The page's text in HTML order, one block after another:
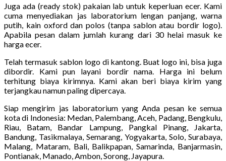
Juga ada (ready stok) pakaian lab untuk keperluan ecer. Kami
cuma menyediakan jas laboratorium lengan panjang, warna
putih, kain oxford dan polos (tanpa sablon atau bordir logo).
Apabila pesan dalam jumlah kurang dari 30 helai masuk ke
harga ecer.
Telah termasuk sablon logo di kantong. Buat logo ini, bisa juga
dibordir. Kami pun layani bordir nama. Harga ini belum
terhitung biaya kirimnya. Kami akan beri biaya kirim yang
terjangkau namun paling dipercaya.
Siap mengirim jas laboratorium yang Anda pesan ke semua
kota di Indonesia: Medan, Palembang, Aceh, Padang, Bengkulu,
Riau, Batam, Bandar Lampung, Pangkal Pinang, Jakarta,
Bandung, Tasikmalaya, Semarang, Yogyakarta, Solo, Surabaya,
Malang, Mataram, Bali, Balikpapan, Samarinda, Banjarmasin,
Pontianak, Manado, Ambon, Sorong, Jayapura.